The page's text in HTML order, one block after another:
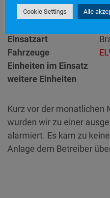
Alarmierungszeitpunkt
Einsatzart
Fahrzeuge
Einheiten im Einsatz
weitere Einheiten
Kurz vor der monatlichen
wurden wir zu einer
alarmiert. Es kam zu
Anlage dem Betreiber
Cookie Settings Alle